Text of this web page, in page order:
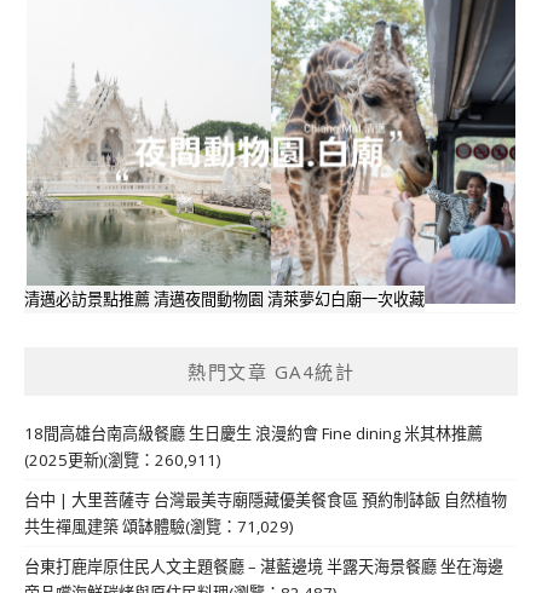
清邁必訪景點推薦 清邁夜間動物園 清萊夢幻白廟一次收藏
熱門文章 GA4統計
18間高雄台南高級餐廳 生日慶生 浪漫約會 Fine dining 米其林推薦
(2025更新)(瀏覽：260,911)
台中 | 大里菩薩寺 台灣最美寺廟隱藏優美餐食區 預約制缽飯 自然植物
共生禪風建築 頌缽體驗(瀏覽：71,029)
台東打鹿岸原住民人文主題餐廳 – 湛藍邊境 半露天海景餐廳 坐在海邊